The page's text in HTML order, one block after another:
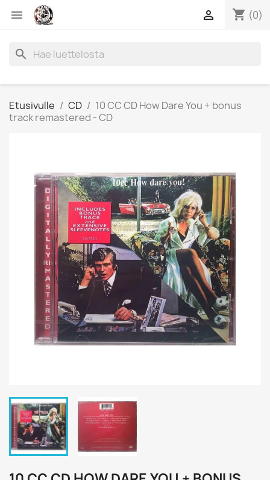
 shopping_cart (0)

search
Etusivulle CD
10 CC CD How Dare You + bonus
track remastered - CD